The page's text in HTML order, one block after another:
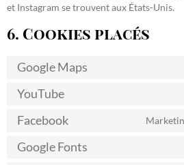
et Instagram se trouvent aux États-Unis.
6. Cookies placés
Google Maps
YouTube
Facebook
Google Fonts